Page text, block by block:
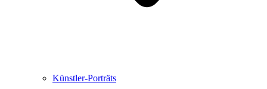
Künstler-Porträts